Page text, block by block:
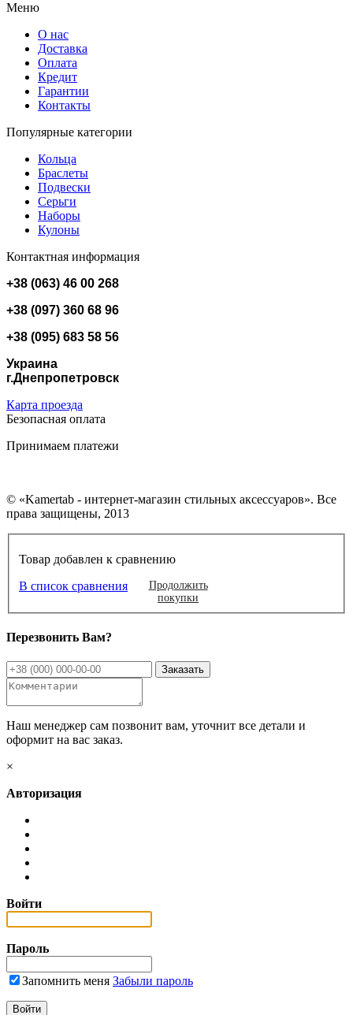
Меню
О нас
Доставка
Оплата
Кредит
Гарантии
Контакты
Популярные категории
Кольца
Браслеты
Подвески
Серьги
Наборы
Кулоны
Контактная информация
+38 (063) 46 00 268
+38 (097) 360 68 96
+38 (095) 683 58 56
Украина
г.Днепропетровск
Карта проезда
Безопасная оплата
Принимаем платежи
© «Kamertab - интернет-магазин стильных аксессуаров». Все
права защищены, 2013
Товар добавлен к сравнению
В список сравнения
Продолжить
покупки
Перезвонить Вам?
Наш менеджер сам позвонит вам, уточнит все детали и
оформит на вас заказ.
×
Авторизация
Войти
Пароль
Запомнить меня Забыли пароль